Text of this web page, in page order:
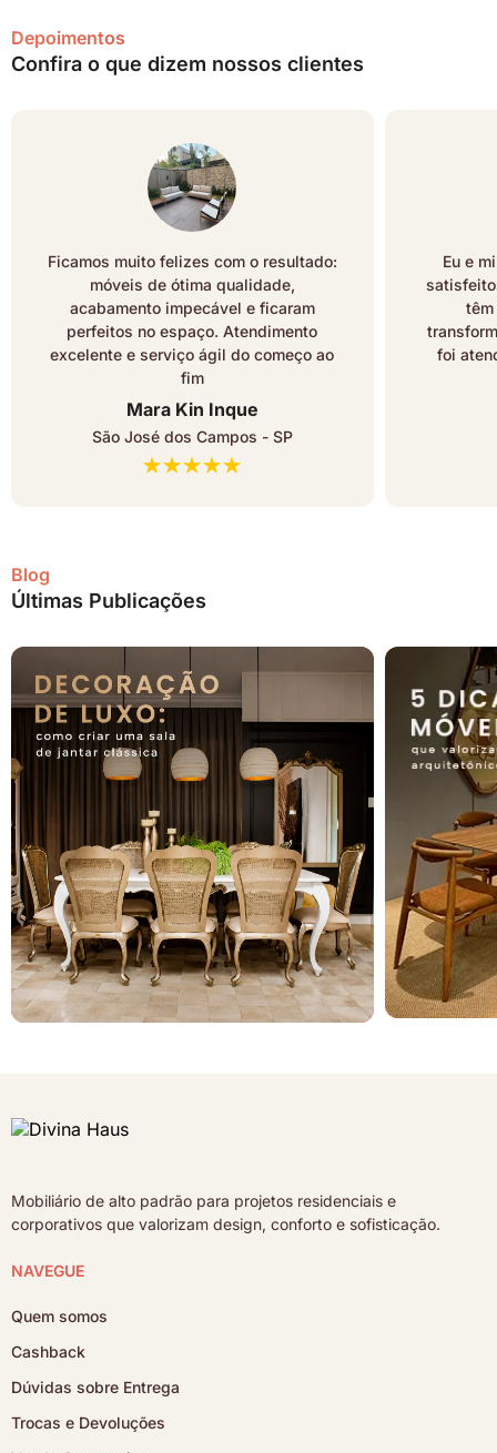
Depoimentos
Confira o que dizem nossos clientes
Ficamos muito felizes com o resultado:
móveis de ótima qualidade,
acabamento impecável e ficaram
perfeitos no espaço. Atendimento
excelente e serviço ágil do começo ao
fim
Mara Kin Inque
São José dos Campos - SP
Eu e
foi
Blog
Últimas Publicações
Mobiliário de alto padrão para projetos residenciais e
corporativos que valorizam design, conforto e sofisticação.
NAVEGUE
Quem somos
Cashback
Dúvidas sobre Entrega
Trocas e Devoluções